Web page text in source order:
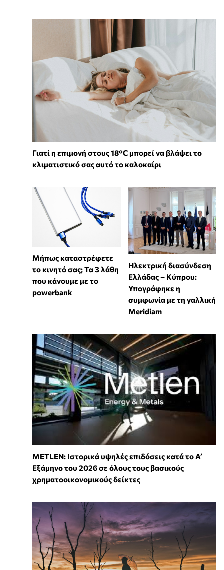
Γιατί η επιμονή στους 18°C μπορεί να βλάψει το
κλιματιστικό σας αυτό το καλοκαίρι
Μήπως καταστρέφετε
το κινητό σας; Τα 3 λάθη
που κάνουμε με το
powerbank
Ηλεκτρική διασύνδεση
Ελλάδας – Κύπρου:
Υπογράφηκε η
συμφωνία με τη γαλλική
Meridiam
METLEN: Ιστορικά υψηλές επιδόσεις κατά το Α’
Εξάμηνο του 2026 σε όλους τους βασικούς
χρηματοοικονομικούς δείκτες